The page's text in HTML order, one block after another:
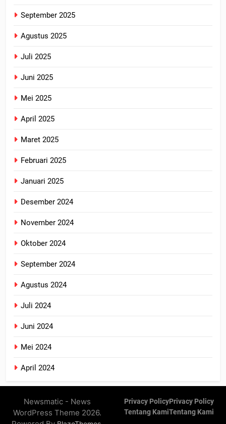
September 2025
Agustus 2025
Juli 2025
Juni 2025
Mei 2025
April 2025
Maret 2025
Februari 2025
Januari 2025
Desember 2024
November 2024
Oktober 2024
September 2024
Agustus 2024
Juli 2024
Juni 2024
Mei 2024
April 2024
Newsmatic - News
WordPress Theme 2026.
Privacy PolicyPrivacy Policy
Tentang KamiTentang Kami